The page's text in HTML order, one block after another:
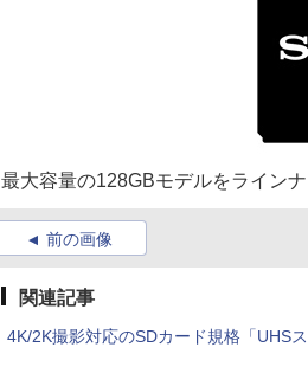
最大容量の128GBモデルをライン
前の画像
関連記事
4K/2K撮影対応のSDカード規格「UHSス